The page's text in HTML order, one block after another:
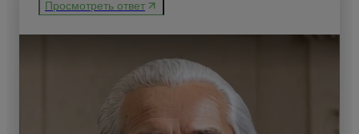
Просмотреть ответ